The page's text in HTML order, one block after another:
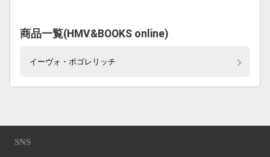
商品一覧(HMV&BOOKS online)
イーヴォ・ポゴレリッチ
SNS